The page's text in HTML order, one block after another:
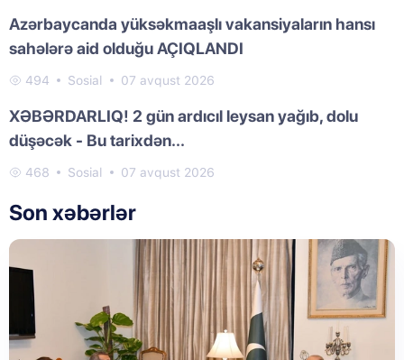
Azərbaycanda yüksəkmaaşlı vakansiyaların hansı
sahələrə aid olduğu AÇIQLANDI
494 Sosial 07 avqust 2026
XƏBƏRDARLIQ! 2 gün ardıcıl leysan yağıb, dolu
düşəcək - Bu tarixdən...
468 Sosial 07 avqust 2026
Son xəbərlər